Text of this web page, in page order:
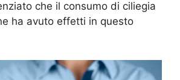
che il consumo di ciliegia
ha avuto effetti in questo